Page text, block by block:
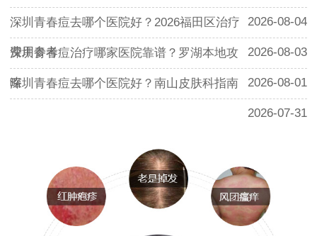
2026-08-04
深圳青春痘去哪个医院好？2026福田区治疗
费用参考 2026-08-03
深圳青春痘治疗哪家医院靠谱？罗湖本地攻
略 2026-08-01
深圳青春痘去哪个医院好？南山皮肤科指南
2026-07-31